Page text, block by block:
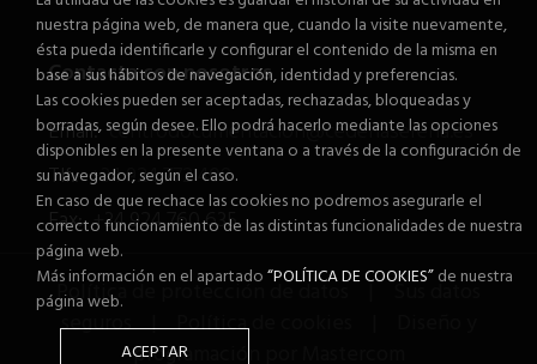
Contacta con nosotros
Email: centrodocumentacion@cederlaserena.es
Tlf.:+34 924 772 408
Fax:+34 924 760 635
Política de protección de datos|Sus datos
seguros|Política de cookies
programación por Mastercom
nuestra página web, de manera que, cuando la visite nuevamente,
ésta pueda identificarle y configurar el contenido de la misma en
base a sus hábitos de navegación, identidad y preferencias.
Las cookies pueden ser aceptadas, rechazadas, bloqueadas y
borradas, según desee. Ello podrá hacerlo mediante las opciones
disponibles en la presente ventana o a través de la configuración de
su navegador, según el caso.
En caso de que rechace las cookies no podremos asegurarle el
correcto funcionamiento de las distintas funcionalidades de nuestra
página web.
Más información en el apartado“POLÍTICA DE COOKIES”de nuestra
página web.
ACEPTAR